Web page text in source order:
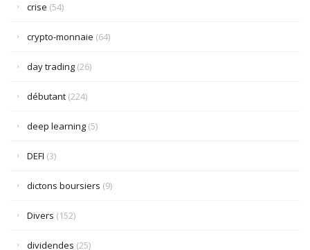
crise (54)
crypto-monnaie (64)
day trading (26)
débutant (224)
deep learning (5)
DEFI (3)
dictons boursiers (9)
Divers (152)
dividendes (25)